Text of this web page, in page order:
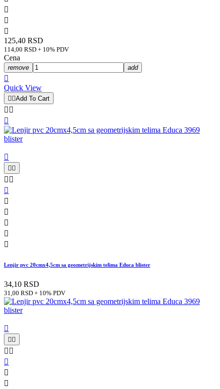



125,40 RSD
114,00 RSD + 10% PDV
Cena
remove add

Quick View
Add To Cart
 



 






Lenjir pvc 20cmx4,5cm sa geometrijskim telima Educa blister
34,10 RSD
31,00 RSD + 10% PDV


 


